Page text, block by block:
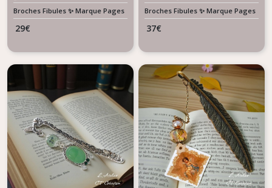
Broches Fibules ✨ Marque Pages
✨ Bijoux De Sac
29€
Broches Fibules ✨ Marque Pages
✨ Bijoux De Sac
37€